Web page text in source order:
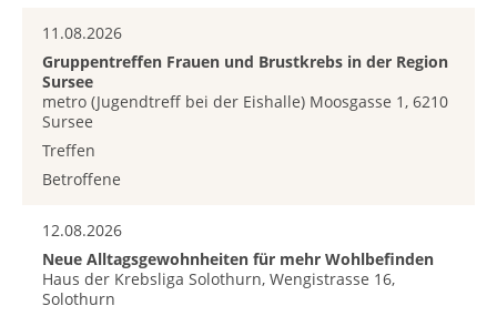
11.08.2026
Gruppentreffen Frauen und Brustkrebs in der Region
Sursee
metro (Jugendtreff bei der Eishalle) Moosgasse 1, 6210
Sursee
Treffen
Betroffene
12.08.2026
Neue Alltagsgewohnheiten für mehr Wohlbefinden
Haus der Krebsliga Solothurn, Wengistrasse 16,
Solothurn